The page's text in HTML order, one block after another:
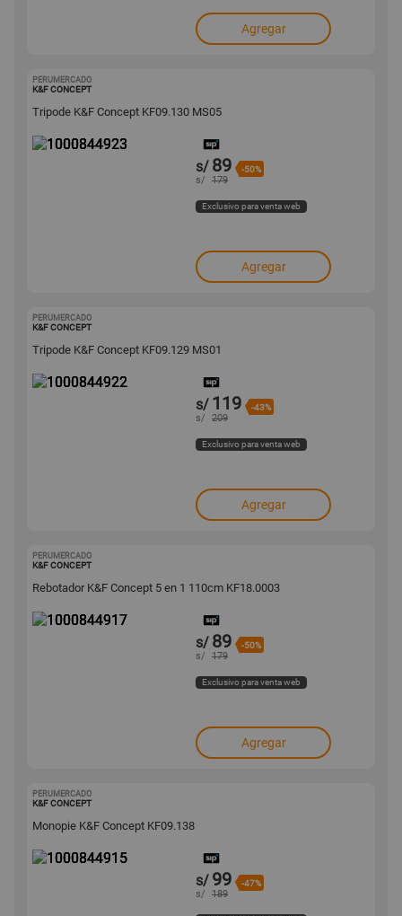
Agregar
PERUMERCADO
K&F CONCEPT
Tripode K&F Concept KF09.130 MS05
s/ 89 -50%
s/ 179
Exclusivo para venta web
Agregar
PERUMERCADO
K&F CONCEPT
Tripode K&F Concept KF09.129 MS01
s/ 119 -43%
s/ 209
Exclusivo para venta web
Agregar
PERUMERCADO
K&F CONCEPT
Rebotador K&F Concept 5 en 1 110cm KF18.0003
s/ 89 -50%
s/ 179
Exclusivo para venta web
Agregar
PERUMERCADO
K&F CONCEPT
Monopie K&F Concept KF09.138
s/ 99 -47%
s/ 189